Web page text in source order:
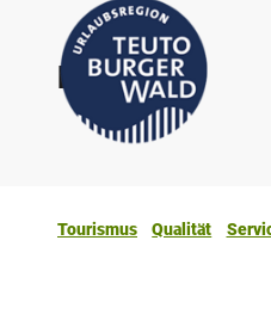
Presse
Tourismus Qualität